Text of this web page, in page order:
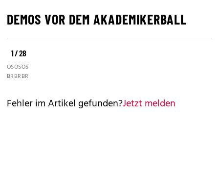
DEMOS VOR DEM AKADEMIKERBALL
1 / 28
ÖSTERREICH/
BRUNA
©
ÖSTERREICH/
BRUNA
©
ÖSTERREICH/
BRUNA
Fehler im Artikel gefunden?Jetzt melden